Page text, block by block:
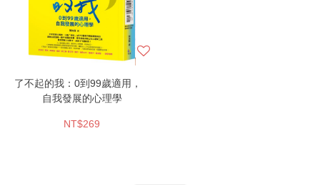
了不起的我：0到99歲適用，
自我發展的心理學
NT$269